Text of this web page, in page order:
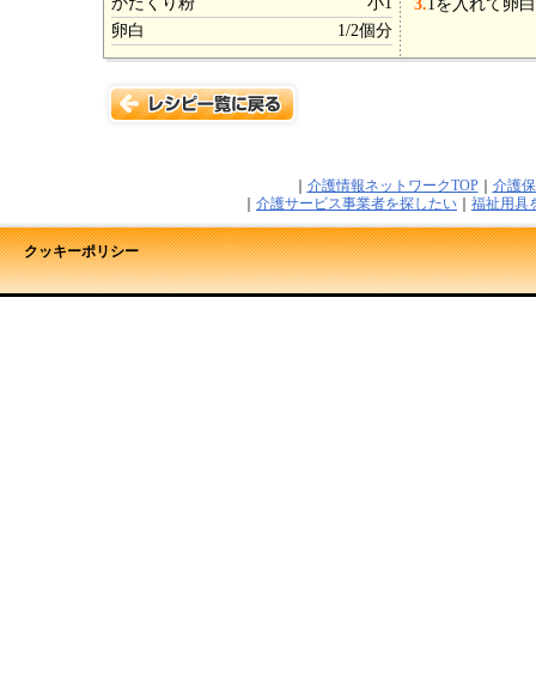
卵白
1/2個分
3.1を入れて卵
介護情報ネットワークTOP｜ 介護
介護サービス事業者を探したい 福祉用具
クッキーポリシー